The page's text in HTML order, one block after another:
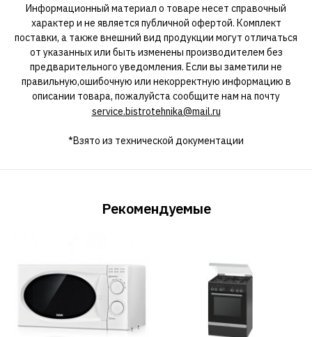
Информационный материал о товаре несет справочный
характер и не является публичной офертой. Комплект
поставки, а также внешний вид продукции могут отличаться
от указанных или быть изменены производителем без
предварительного уведомления. Если вы заметили не
правильную,ошибочную или некорректную информацию в
описании товара, пожалуйста сообщите нам на почту
service.bistrotehnika@mail.ru
*Взято из технической документации
Рекомендуемые